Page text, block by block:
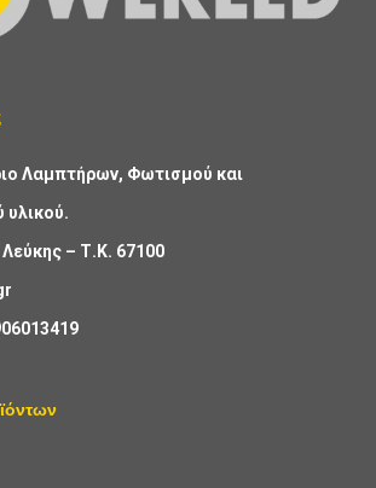
Λαμπτήρων, Φωτισμού και
υλικού.
– Τ.Κ. 67100